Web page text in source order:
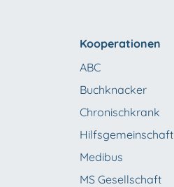
Kooperationen
ABC
Buchknacker
Chronischkrank
Hilfsgemeinschaft
Medibus
MS Gesellschaft